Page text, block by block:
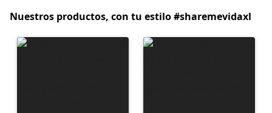
Nuestros productos, con tu estilo #sharemevidaxl